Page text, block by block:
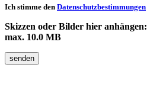
Ich stimme den Datenschutzbestimmungen
Skizzen oder Bilder hier anhängen:
max. 10.0 MB
senden